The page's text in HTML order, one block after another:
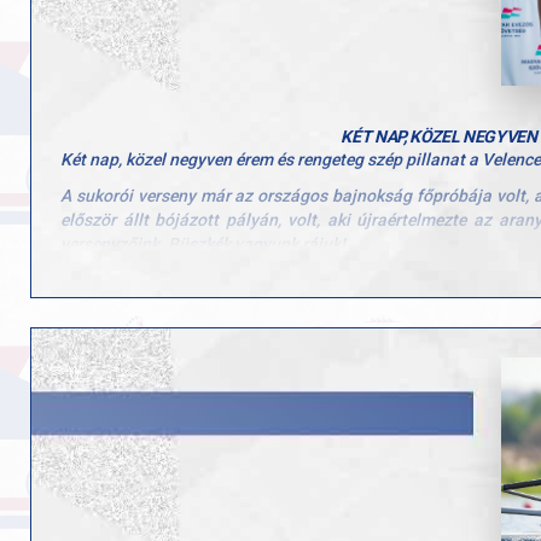
KÉT NAP, KÖZEL
Két nap, közel negyven érem és rengeteg szép pillanat a
A sukorói verseny már az országos bajnokság főpróbája
először állt bójázott pályán, volt, aki újraértelmezte az
19 ezüstérem
16 bronzérem
Külön gratuláció jár minden egyes versenyzőnknek, a
szép emlék marad, mi pedig már az Országos Bajnokságra
Hajrá GYAC! Hajrá evezés!